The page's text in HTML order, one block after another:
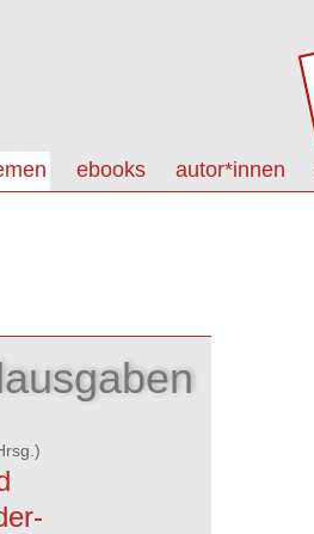
ebooks autor*innen